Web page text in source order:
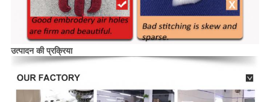
उत्पादन की प्रक्रिया